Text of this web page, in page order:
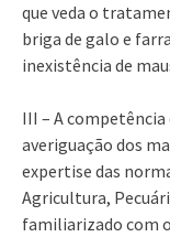
que veda o
briga de galo e
inexistência de
III – A
averiguação dos
expertise das
Agricultura,
familiarizado com